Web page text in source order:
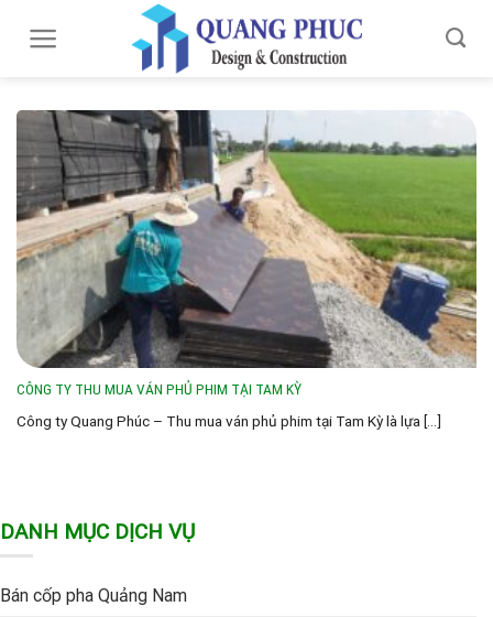
CÔNG TY THU MUA VÁN PHỦ PHIM TẠI TAM KỲ
Công ty Quang Phúc – Thu mua ván phủ phim tại Tam Kỳ là lựa [...]
DANH MỤC DỊCH VỤ
Bán cốp pha Quảng Nam